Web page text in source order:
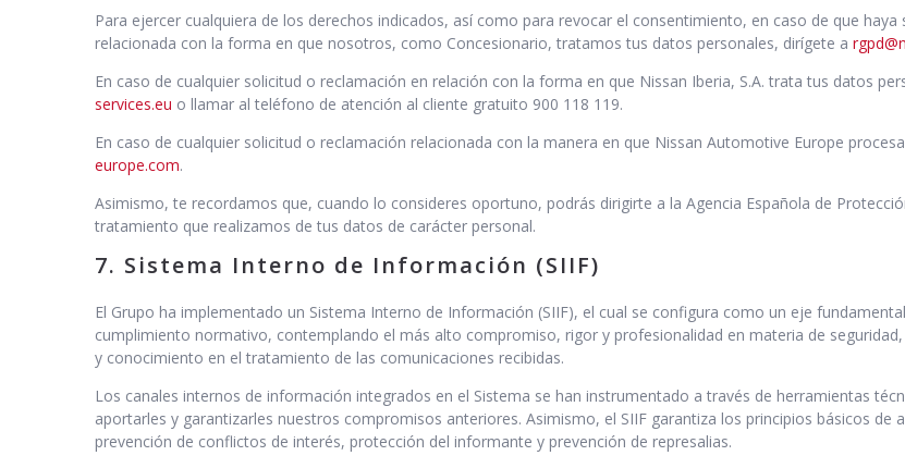
Para ejercer cualquiera de los derechos indicados, así como para revocar el consentimiento, en caso de que
relacionada con la forma en que nosotros, como Concesionario, tratamos tus datos personales, dirígete a
En caso de cualquier solicitud o reclamación en relación con la forma en que Nissan Iberia, S.A. trata tus datos
services.eu o llamar al teléfono de atención al cliente gratuito 900 118 119.
En caso de cualquier solicitud o reclamación relacionada con la manera en que Nissan Automotive Europe
europe.com.
Asimismo, te recordamos que, cuando lo consideres oportuno, podrás dirigirte a la Agencia Española de
tratamiento que realizamos de tus datos de carácter personal.
7. Sistema Interno de Información (SIIF)
El Grupo ha implementado un Sistema Interno de Información (SIIF), el cual se configura como un eje
cumplimiento normativo, contemplando el más alto compromiso, rigor y profesionalidad en materia de
y conocimiento en el tratamiento de las comunicaciones recibidas.
Los canales internos de información integrados en el Sistema se han instrumentado a través de herramientas
aportarles y garantizarles nuestros compromisos anteriores. Asimismo, el SIIF garantiza los principios básicos
prevención de conflictos de interés, protección del informante y prevención de represalias.